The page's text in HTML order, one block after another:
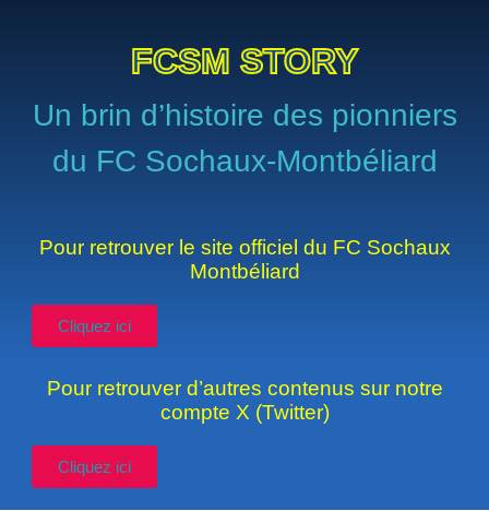
FCSM STORY
Un brin d’histoire des pionniers
du FC Sochaux-Montbéliard
Pour retrouver le site officiel du FC Sochaux
Montbéliard
Cliquez ici
Pour retrouver d’autres contenus sur notre
compte X (Twitter)
Cliquez ici